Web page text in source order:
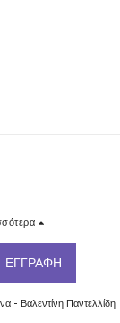
ΕΓΓΡΑΦΉ
- Βαλεντίνη Παντελλίδη